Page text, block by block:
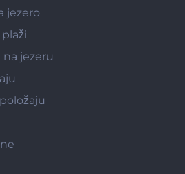
jezero
jezeru